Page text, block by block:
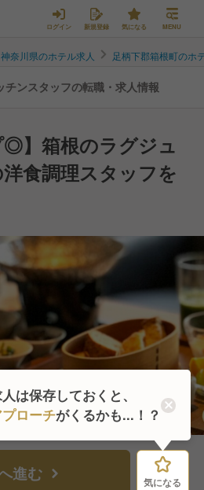
ログイン 新規登録 気になる MENU
神奈川県のホテル求人 足柄下郡箱根町のホ
ンスタッフの転職・求人情報
◎】箱根のラグジュ
食調理スタッフを
進む 気になる
気になる
は保存しておくと、
ローチがくるかも...！？